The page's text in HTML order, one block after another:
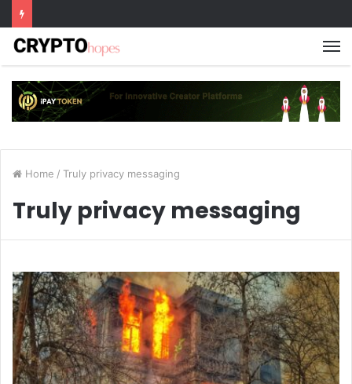
Home / Truly privacy messaging
Truly privacy messaging